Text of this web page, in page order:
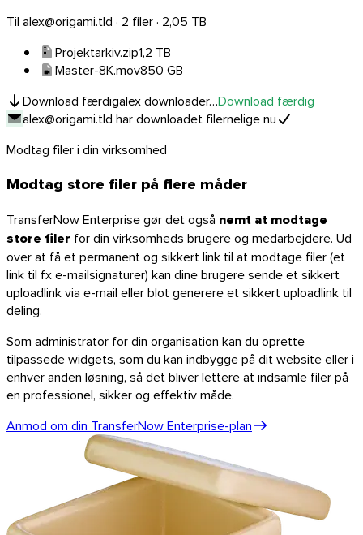
Til alex@origami.tld · 2 filer · 2,05 TB
Projektarkiv.zip1,2 TB
Master-8K.mov850 GB
Download færdigalex downloader…Download færdig
alex@origami.tld har downloadet filernelige nu
Modtag filer i din virksomhed
Modtag store filer på flere måder
TransferNow Enterprise gør det også nemt at modtage
store filer for din virksomheds brugere og medarbejdere. Ud
over at få et permanent og sikkert link til at modtage filer (et
link til fx e-mailsignaturer) kan dine brugere sende et sikkert
uploadlink via e-mail eller blot generere et sikkert uploadlink til
deling.
Som administrator for din organisation kan du oprette
tilpassede widgets, som du kan indbygge på dit website eller i
enhver anden løsning, så det bliver lettere at indsamle filer på
en professionel, sikker og effektiv måde.
Anmod om din TransferNow Enterprise-plan